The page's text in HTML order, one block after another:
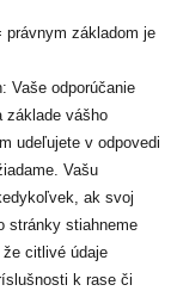
právnym základom je
Vaše odporúčanie
základe vášho
udeľujete v odpovedi
Vašu
ak svoj
stránky stiahneme
citlivé údaje
k rase či